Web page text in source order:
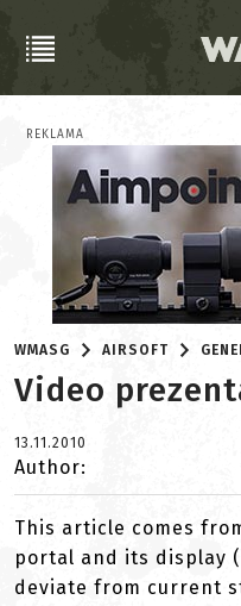
REKLAMA
WMASG AIRSOFT
Video
13.11.2010
Author:
This article comes
portal and its display
deviate from current